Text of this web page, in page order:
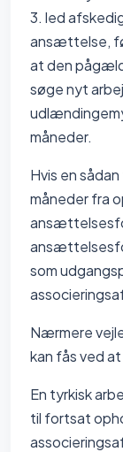
3. led
ansættelse,
at den
søge nyt
måneder.
Hvis en
måneder fra
som
Nærmere
kan fås ved
En tyrkisk
til fortsat